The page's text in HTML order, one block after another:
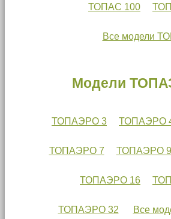
ТОПАС 100
Все модели
Модели
ТОПАЭРО 3 ТОПАЭРО
ТОПАЭРО 7 ТОПАЭРО 9
ТОПАЭРО 16
ТОПАЭРО 32 Все